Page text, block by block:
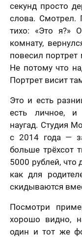
секунд просто
слова. Смотрел.
тихо: «Это я?»
комнату,
повесил
Не потому что
Портрет висит
Это и есть
есть личное, и
наугад. Студия
с 2014 года —
больше трёхсот
5000 рублей, что
как для
скидываются
Посмотри
хорошо видно,
один и тот же